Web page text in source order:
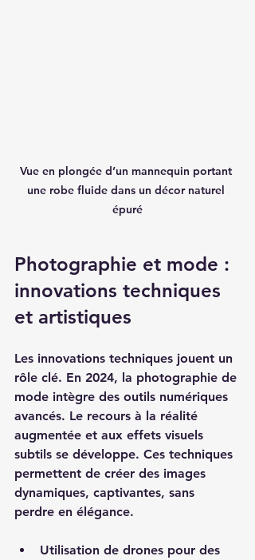
Vue en plongée d’un mannequin portant
une robe fluide dans un décor naturel
épuré
Photographie et mode :
innovations techniques
et artistiques
Les innovations techniques jouent un
rôle clé. En 2024, la photographie de
mode intègre des outils numériques
avancés. Le recours à la réalité
augmentée et aux effets visuels
subtils se développe. Ces techniques
permettent de créer des images
dynamiques, captivantes, sans
perdre en élégance.
Utilisation de drones pour des